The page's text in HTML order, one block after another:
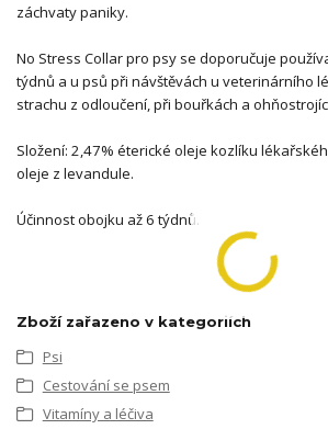
záchvaty paniky.
No Stress Collar pro psy se doporučuje
týdnů a u psů při návštěvách u veterinárního
strachu z odloučení, při bouřkách a
Složení: 2,47% éterické oleje kozlíku
oleje z levandule.
Účinnost obojku až 6 týdnů.
Zboží zařazeno v kategoriích
Psi
Cestování se psem
Vitamíny a léčiva